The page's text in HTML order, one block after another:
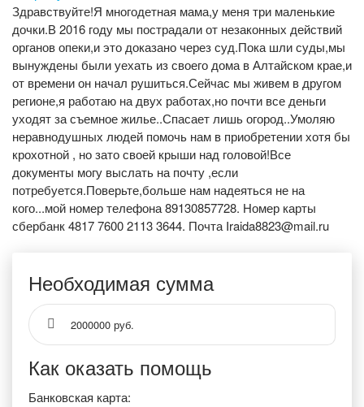
Здравствуйте!Я многодетная мама,у меня три маленькие
дочки.В 2016 году мы пострадали от незаконных действий
органов опеки,и это доказано через суд.Пока шли суды,мы
вынуждены были уехать из своего дома в Алтайском крае,и
от времени он начал рушиться.Сейчас мы живем в другом
регионе,я работаю на двух работах,но почти все деньги
уходят за съемное жилье..Спасает лишь огород..Умоляю
неравнодушных людей помочь нам в приобретении хотя бы
крохотной , но зато своей крыши над головой!Все
документы могу выслать на почту ,если
потребуется.Поверьте,больше нам надеяться не на
кого...мой номер телефона 89130857728. Номер карты
сбербанк 4817 7600 2113 3644. Почта Iraida8823@mail.ru
Необходимая сумма
2000000 руб.
Как оказать помощь
Банковская карта: